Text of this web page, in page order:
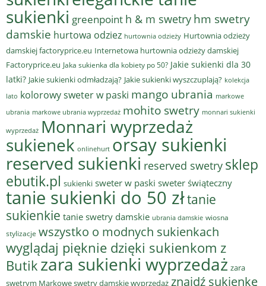
sukienki greenpoint h & m swetry hm swetry
damskie hurtowa odziez hurtownia odzieży Hurtownia odzieży
damskiej factoryprice.eu Internetowa hurtownia odzieży damskiej
Factoryprice.eu Jaka sukienka dla kobiety po 50? Jakie sukienki dla 30
latki? Jakie sukienki odmładzają? Jakie sukienki wyszczuplają? kolekcja
lato kolorowy sweter w paski mango ubrania markowe
ubrania markowe ubrania wyprzedaż mohito swetry monnari sukienki
wyprzedaż Monnari wyprzedaż
sukienek onlinehurt orsay sukienki
reserved sukienki reserved swetry sklep
ebutik.pl sukienki sweter w paski sweter świąteczny
tanie sukienki do 50 złtanie
sukienkie tanie swetry damskie ubrania damskie wiosna
stylizacje wszystko o modnych sukienkach
wyglądaj pięknie dzięki sukienkom z
Butik zara sukienki wyprzedaż zara
swetrym Markowe swetry damskie wyprzedaż znajdź sukienkę